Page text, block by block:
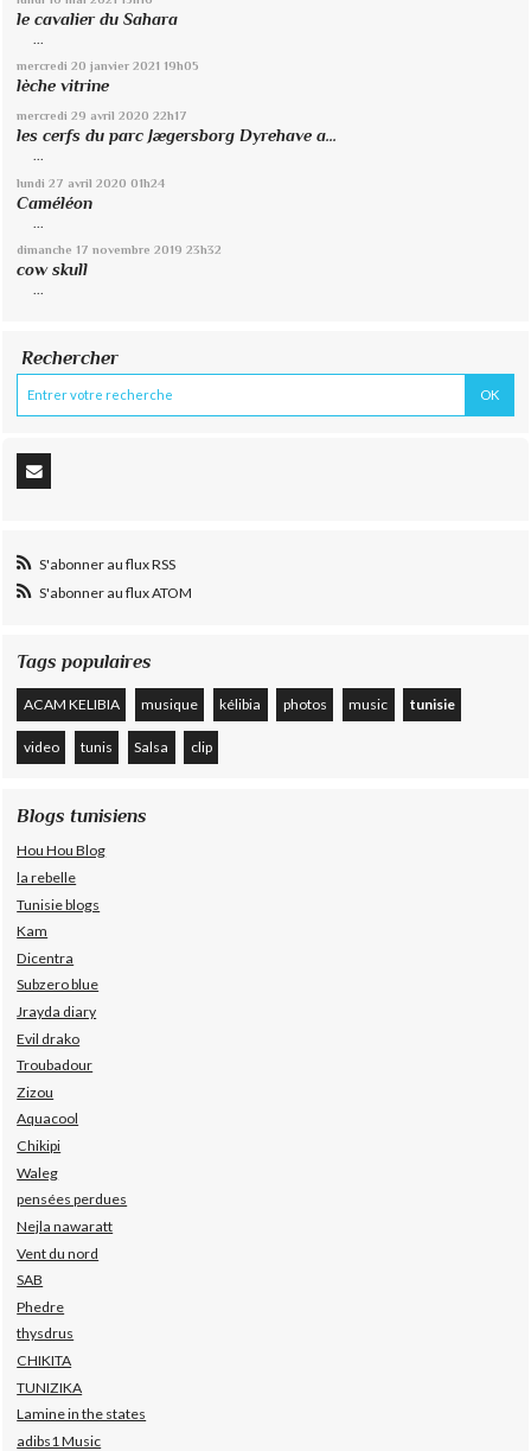
le cavalier du Sahara
mercredi 20 janvier 2021 19h05
lèche vitrine
mercredi 29 avril 2020 22h17
les cerfs du parc Jægersborg Dyrehave a...
lundi 27 avril 2020 01h24
Caméléon
dimanche 17 novembre 2019 23h32
cow skull
...
Rechercher
S'abonner au flux RSS
S'abonner au flux ATOM
Tags populaires
ACAM KELIBIA musique kélibia photos music tunisie
video tunis Salsa clip
Blogs tunisiens
Hou Hou Blog
la rebelle
Tunisie blogs
Kam
Dicentra
Subzero blue
Jrayda diary
Evil drako
Troubadour
Zizou
Aquacool
Chikipi
Waleg
pensées perdues
Nejla nawaratt
Vent du nord
SAB
Phedre
thysdrus
CHIKITA
TUNIZIKA
Lamine in the states
adibs1 Music